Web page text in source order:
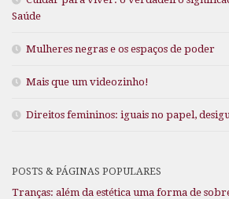
Saúde
Mulheres negras e os espaços de poder
Mais que um videozinho!
Direitos femininos: iguais no papel,
POSTS & PÁGINAS POPULARES
Tranças: além da estética uma forma de